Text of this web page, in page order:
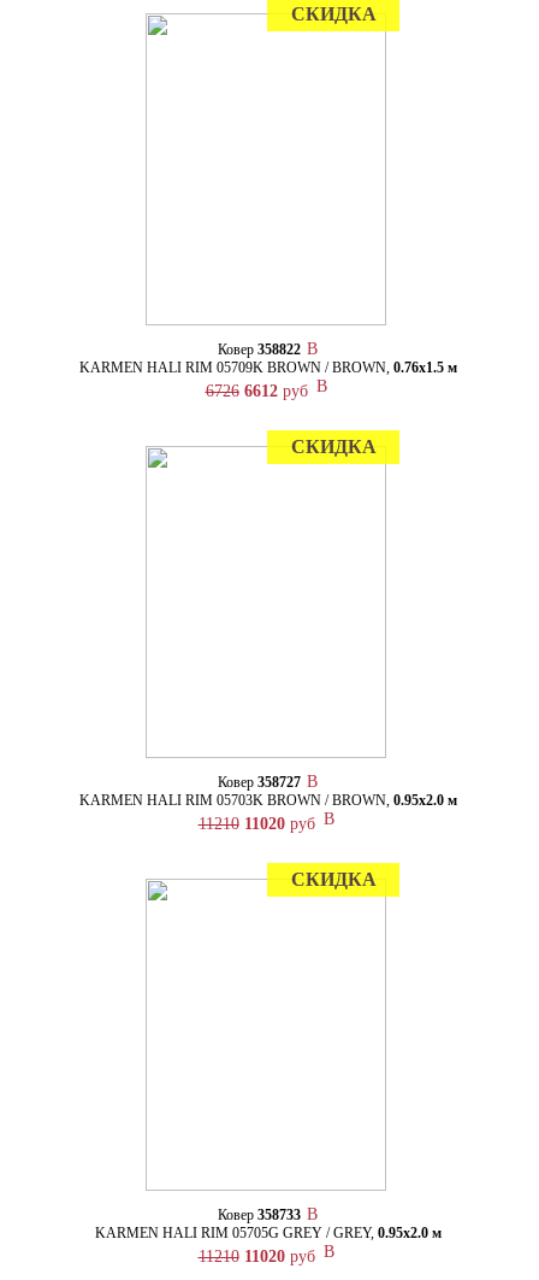
СКИДКА
Ковер 358822
KARMEN HALI RIM 05709K BROWN / BROWN, 0.76х1.5 м
6726 6612руб
СКИДКА
Ковер 358727
KARMEN HALI RIM 05703K BROWN / BROWN, 0.95х2.0 м
11210 11020руб
СКИДКА
Ковер 358733
KARMEN HALI RIM 05705G GREY / GREY, 0.95х2.0 м
11210 11020руб